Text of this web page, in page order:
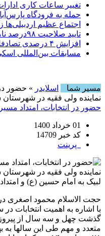
تغییر ساعات کاری
حمله به فرودگاه
اجتماع عظیم اردبیلی‌ها
تایید صلاحیت ۹۸درصد نامزدهای شوراهای روستای اردبیل
افزایش ۴ درصدی تصادفات فوتی در جاده‌های اردبیل
مسابقات بین‌المللی
مسیر شما
اسلایدر » حضور
نماینده ولی فقیه در
حضور در انتخابات، امتداد
01 خرداد 1400
کد خبر 14709
پرینت
نماینده ولی فقیه در
لبیک به امام حسین (ع) و
حجت الاسلام محمود اصغری
با اشاره به اهمیت انتخابات
گذشت چهل و سه سال از
متعدد و مهم طی این سالها